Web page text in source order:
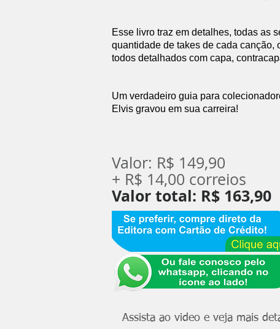
Esse livro traz em detalhes, todas as
quantidade de takes de cada canção,
todos detalhados com capa,
Um verdadeiro guia para
Elvis gravou em sua carreira!
Valor: R$ 149,90
+ R$ 14,00 correios
Valor total: R$ 163,90
Assista ao video e veja mais